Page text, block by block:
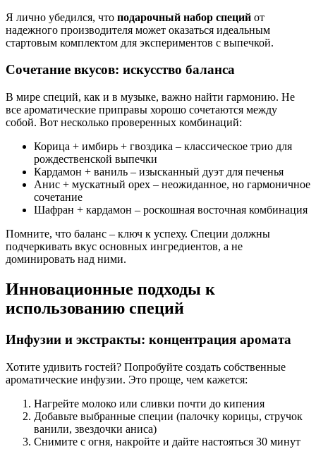
Я лично убедился, что подарочный набор специй от
надежного производителя может оказаться идеальным
стартовым комплектом для экспериментов с выпечкой.
Сочетание вкусов: искусство баланса
В мире специй, как и в музыке, важно найти гармонию. Не
все ароматические приправы хорошо сочетаются между
собой. Вот несколько проверенных комбинаций:
Корица + имбирь + гвоздика – классическое трио для
рождественской выпечки
Кардамон + ваниль – изысканный дуэт для печенья
Анис + мускатный орех – неожиданное, но гармоничное
сочетание
Шафран + кардамон – роскошная восточная комбинация
Помните, что баланс – ключ к успеху. Специи должны
подчеркивать вкус основных ингредиентов, а не
доминировать над ними.
Инновационные подходы к
использованию специй
Инфузии и экстракты: концентрация аромата
Хотите удивить гостей? Попробуйте создать собственные
ароматические инфузии. Это проще, чем кажется:
Нагрейте молоко или сливки почти до кипения
Добавьте выбранные специи (палочку корицы, стручок
ванили, звездочки аниса)
Снимите с огня, накройте и дайте настояться 30 минут